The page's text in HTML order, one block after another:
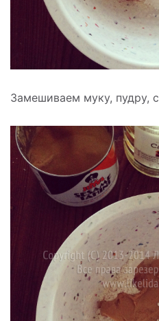
Замешиваем муку, пудру,